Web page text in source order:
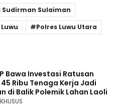
Sudirman Sulaiman
Polres Luwu Utara
Bawa Investasi Ratusan
Ribu Tenaga Kerja Jadi
di Balik Polemik Lahan Laoli